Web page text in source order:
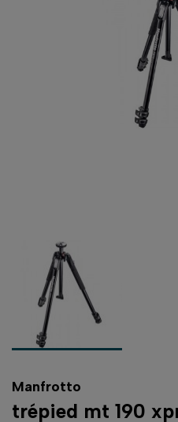
Manfrotto
trépied mt 190